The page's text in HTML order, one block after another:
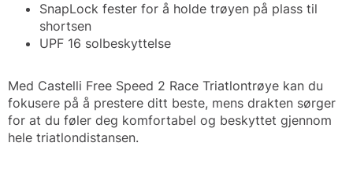
SnapLock fester for å holde trøyen på plass til
shortsen
UPF 16 solbeskyttelse
Med Castelli Free Speed 2 Race Triatlontrøye kan du
fokusere på å prestere ditt beste, mens drakten sørger
for at du føler deg komfortabel og beskyttet gjennom
hele triatlondistansen.